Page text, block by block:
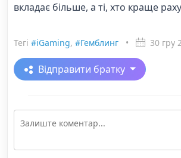
вкладає більше, а ті, хто краще
Тегі #iGaming, #Гемблинг • 30 гру
Відправити братку